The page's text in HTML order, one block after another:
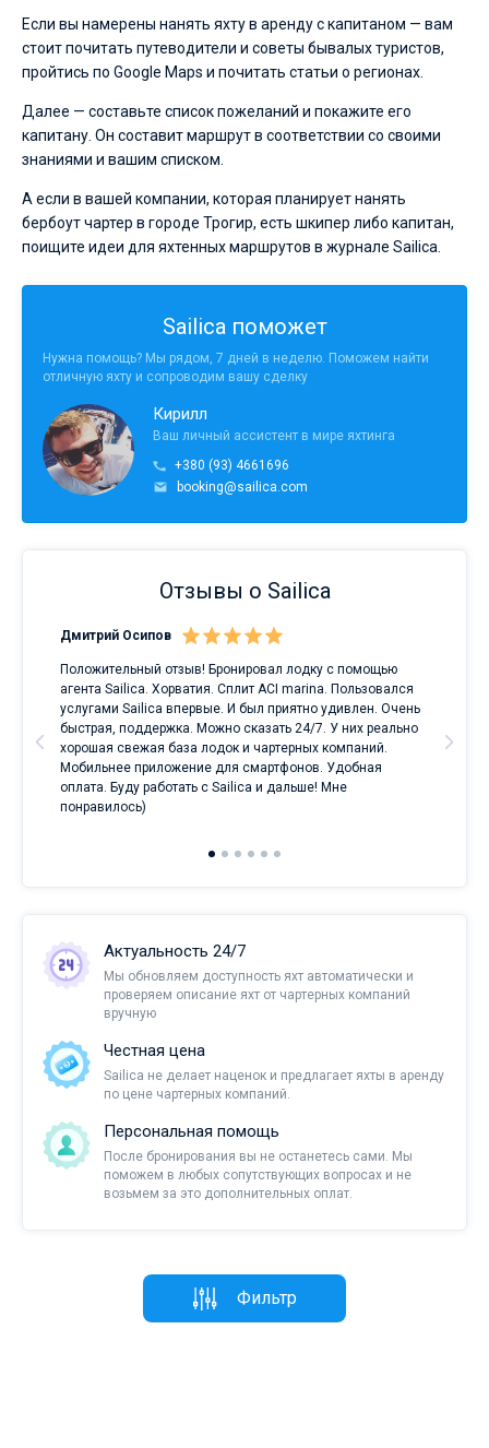
Если вы намерены нанять яхту в аренду с капитаном — вам
стоит почитать путеводители и советы бывалых туристов,
пройтись по Google Maps и почитать статьи о регионах.
Далее — составьте список пожеланий и покажите его
капитану. Он составит маршрут в соответствии со своими
знаниями и вашим списком.
А если в вашей компании, которая планирует нанять
бербоут чартер в городе Трогир, есть шкипер либо капитан,
поищите идеи для яхтенных маршрутов в журнале Sailica.
Sailica поможет
Нужна помощь? Мы рядом, 7 дней в неделю. Поможем найти
отличную яхту и сопроводим вашу сделку
Кирилл
Ваш личный ассистент в мире яхтинга
+380 (93) 4661696
booking@sailica.com
Отзывы о Sailica
Дмитрий Осипов
Положительный отзыв! Бронировал лодку с помощью
агента Sailica. Хорватия. Сплит ACI marina. Пользовался
услугами Sailica впервые. И был приятно удивлен. Очень
быстрая, поддержка. Можно сказать 24/7. У них реально
хорошая свежая база лодок и чартерных компаний.
Мобильнее приложение для смартфонов. Удобная
оплата. Буду работать с Sailica и дальше! Мне
понравилось)
Актуальность 24/7
Мы обновляем доступность яхт автоматически и
проверяем описание яхт от чартерных компаний
вручную
Честная цена
Sailica не делает наценок и предлагает яхты в аренду
по цене чартерных компаний.
Персональная помощь
После бронирования вы не останетесь сами. Мы
поможем в любых сопутствующих вопросах и не
возьмем за это дополнительных оплат.
Фильтр